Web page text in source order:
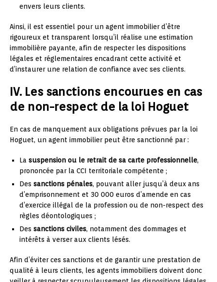
envers leurs clients.
Ainsi, il est essentiel pour un agent immobilier d’être
rigoureux et transparent lorsqu’il réalise une estimation
immobilière payante, afin de respecter les dispositions
légales et réglementaires encadrant cette activité et
d’instaurer une relation de confiance avec ses clients.
IV. Les sanctions encourues en cas
de non-respect de la loi Hoguet
En cas de manquement aux obligations prévues par la loi
Hoguet, un agent immobilier peut être sanctionné par :
La suspension ou le retrait de sa carte professionnelle,
prononcée par la CCI territoriale compétente ;
Des sanctions pénales, pouvant aller jusqu’à deux ans
d’emprisonnement et 30 000 euros d’amende en cas
d’exercice illégal de la profession ou de non-respect des
règles déontologiques ;
Des sanctions civiles, notamment des dommages et
intérêts à verser aux clients lésés.
Afin d’éviter ces sanctions et de garantir une prestation de
qualité à leurs clients, les agents immobiliers doivent donc